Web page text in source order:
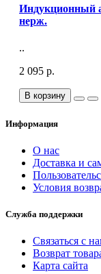
Индукционный
нерж.
..
2 095 р.
В корзину
Информация
О нас
Доставка и
Условия
Служба поддержки
Связаться с
Возврат
Карта сайта